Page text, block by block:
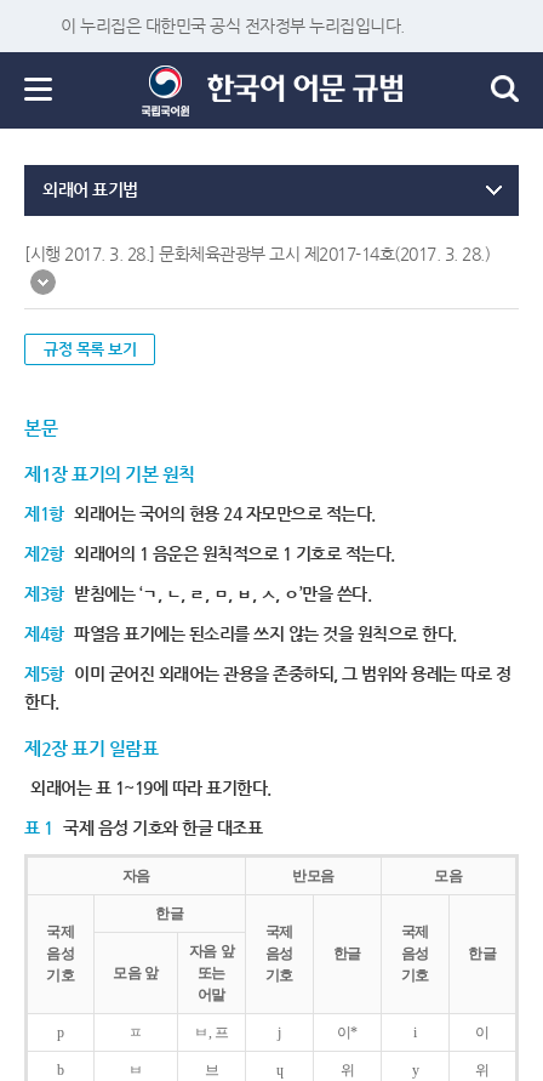
이 누리집은 대한민국 공식 전자정부 누리집입니다.
외래어 표기법
[시행 2017. 3. 28.] 문화체육관광부 고시 제2017-14호(2017. 3. 28.)
규정 목록 보기
본문
제1장 표기의 기본 원칙
제1항 외래어는 국어의 현용 24 자모만으로 적는다.
제2항 외래어의 1 음운은 원칙적으로 1 기호로 적는다.
제3항 받침에는 ‘ㄱ, ㄴ, ㄹ, ㅁ, ㅂ, ㅅ, ㅇ’만을 쓴다.
제4항 파열음 표기에는 된소리를 쓰지 않는 것을 원칙으로 한다.
제5항 이미 굳어진 외래어는 관용을 존중하되, 그 범위와 용례는 따로 정
한다.
제2장 표기 일람표
외래어는 표 1~19에 따라 표기한다.
표 1 국제 음성 기호와 한글 대조표
자음 반모음 모음
국제
음성
기호
한글
국제
음성
기호
한글
국제
음성
기호
한글
모음 앞
자음 앞
또는
어말
p ㅍ ㅂ, 프 j 이* i 이
b ㅂ 브 ɥ 위 y 위